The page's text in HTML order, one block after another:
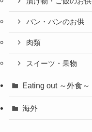
パン・パンのお供
肉類
スイーツ・果物
Eating out ～外食～
海外